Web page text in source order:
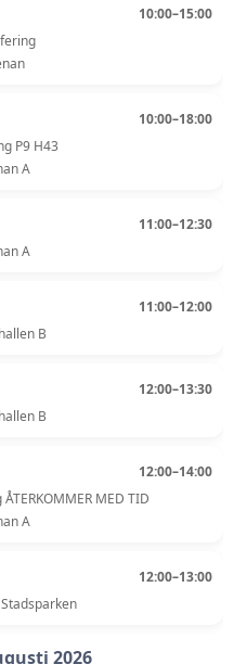
10:00–15:00
10:00–18:00
P9 H43
A
11:00–12:30
A
11:00–12:00
B
12:00–13:30
B
12:00–14:00
MED TID
A
12:00–13:00
2026